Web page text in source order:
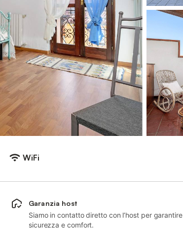
WiFi
Garanzia host
Siamo in contatto diretto con l’host per garantire
sicurezza e comfort.